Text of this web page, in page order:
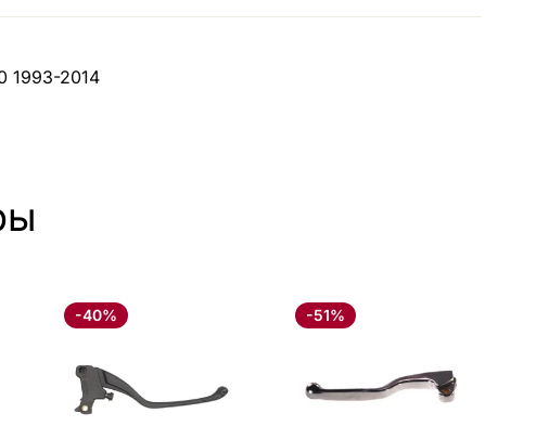
1993-2014
-40% -51%